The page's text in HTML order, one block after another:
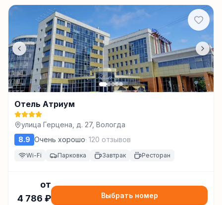
Отель Атриум
улица Герцена, д. 27, Вологда
8.9 Очень хорошо· 120 отзывов
Wi-Fi Парковка Завтрак Ресторан
от
4 786 ₽ Выбрать номер